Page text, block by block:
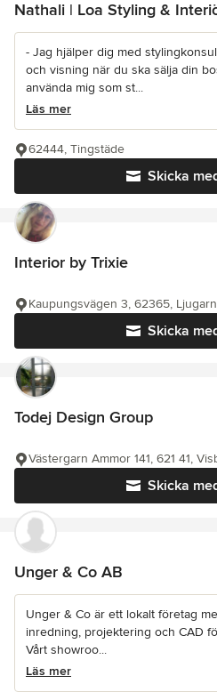
Nathali | Loa Styling &
- Jag hjälper dig med
och visning när du ska sälja din
använda mig som st...
Läs mer
Skicka
62444, Tingstäde
Interior by Trixie
Skicka
Kaupungsvägen 3, 62365, Ljugarn
Todej Design Group
Skicka
Västergarn Ammor 141, 621 41,
Unger & Co AB
Unger & Co är ett lokalt företag
inredning, projektering och CAD
Vårt showroo...
Läs mer